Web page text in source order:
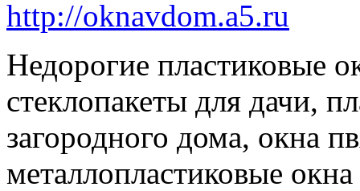
http://oknavdom.a5.ru
Недорогие пластиковые
стеклопакеты для дачи,
загородного дома, окна
металлопластиковые